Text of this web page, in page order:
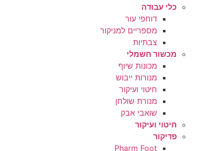
כלי עבודה
דוחפי עור
מספריים למניקור
צבתיות
מכשור חשמלי
מכונות שיוף
מנורות ייבוש
חיטוי ועיקור
מנורת שולחן
שואבי אבק
חיטוי ועיקור
פדיקור
Pharm Foot